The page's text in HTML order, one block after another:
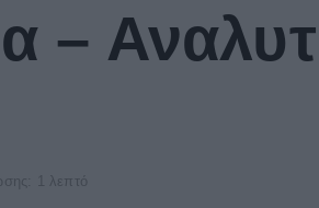
–
1 λεπτό